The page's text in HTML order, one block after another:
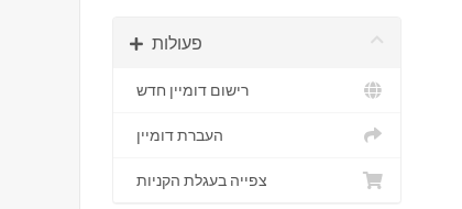
פעולות
רישום דומיין חדש
העברת דומיין
צפייה בעגלת הקניות